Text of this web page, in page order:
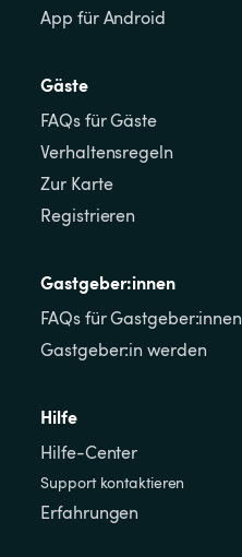
App für Android
Gäste
FAQs für Gäste
Verhaltensregeln
Zur Karte
Registrieren
Gastgeber:innen
FAQs für Gastgeber:innen
Gastgeber:in werden
Hilfe
Hilfe-Center
Support kontaktieren
Erfahrungen